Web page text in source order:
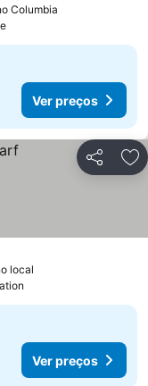
Columbia
Ver preços
Partilhar
local
Ver preços